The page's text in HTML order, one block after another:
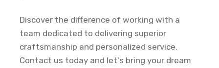
Discover the difference of working with a
team dedicated to delivering superior
craftsmanship and personalized service.
Contact us today and let's bring your dream